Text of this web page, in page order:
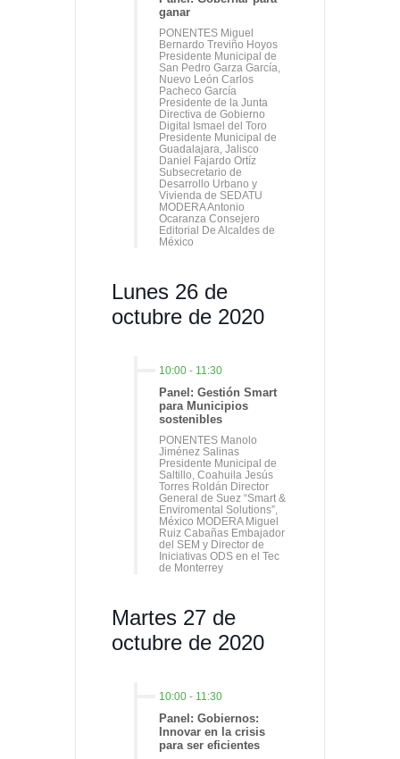
ganar
PONENTES Miguel
Bernardo Treviño Hoyos
Presidente Municipal de
San Pedro Garza García,
Nuevo León Carlos
Pacheco García
Presidente de la Junta
Directiva de Gobierno
Digital Ismael del Toro
Presidente Municipal de
Guadalajara, Jalisco
Daniel Fajardo Ortíz
Subsecretario de
Desarrollo Urbano y
Vivienda de SEDATU
MODERA Antonio
Ocaranza Consejero
Editorial De Alcaldes de
México
Lunes 26 de
octubre de 2020
10:00 - 11:30
Panel: Gestión Smart
para Municipios
sostenibles
PONENTES Manolo
Jiménez Salinas
Presidente Municipal de
Saltillo, Coahuila Jesús
Torres Roldán Director
General de Suez “Smart &
Enviromental Solutions”,
México MODERA Miguel
Ruiz Cabañas Embajador
del SEM y Director de
Iniciativas ODS en el Tec
de Monterrey
Martes 27 de
octubre de 2020
10:00 - 11:30
Panel: Gobiernos:
Innovar en la crisis
para ser eficientes